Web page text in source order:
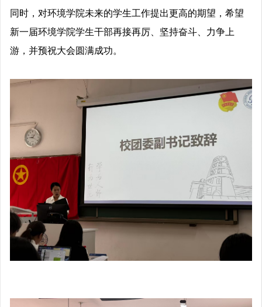
同时，对环境学院未来的学生工作提出更高的期望，希望
新一届环境学院学生干部再接再厉、坚持奋斗、力争上
游，并预祝大会圆满成功。